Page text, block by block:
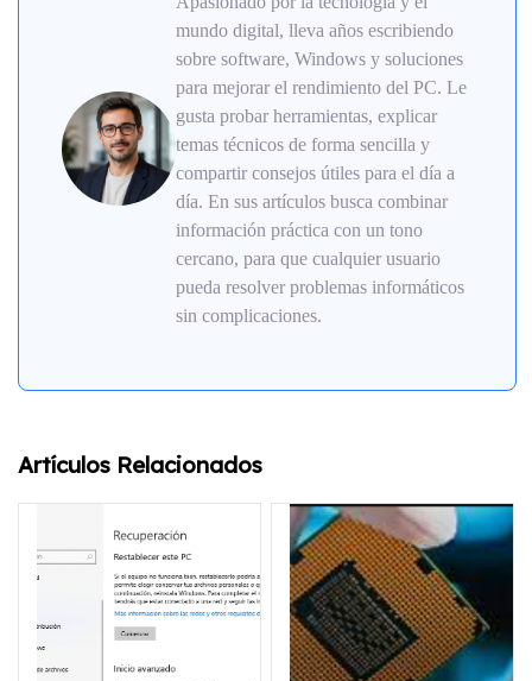
mundo digital, lleva años escribiendo
sobre software, Windows y soluciones
para mejorar el rendimiento del PC. Le
gusta probar herramientas, explicar
temas técnicos de forma sencilla y
compartir consejos útiles para el día a
día. En sus artículos busca combinar
información práctica con un tono
cercano, para que cualquier usuario
pueda resolver problemas informáticos
sin complicaciones.
Artículos Relacionados